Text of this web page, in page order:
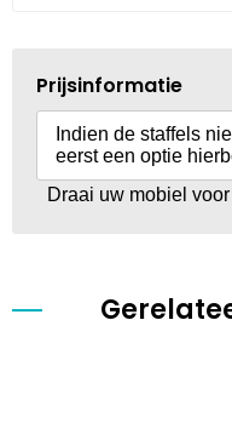
Prijsinformatie
Indien de staffels
eerst een optie
Draai uw mobiel